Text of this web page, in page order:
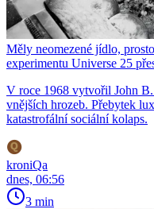
Měly neomezené jídlo,
experimentu Universe 25
V roce 1968 vytvořil John
vnějších hrozeb. Přebytek
katastrofální sociální kolaps.
kroniQa
dnes, 06:56
3 min